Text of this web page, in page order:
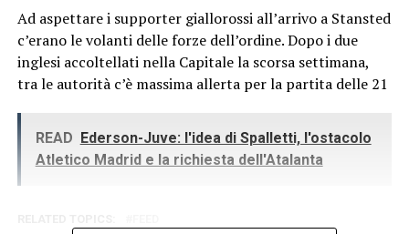
Ad aspettare i supporter giallorossi all’arrivo a Stansted
c’erano le volanti delle forze dell’ordine. Dopo i due
inglesi accoltellati nella Capitale la scorsa settimana,
tra le autorità c’è massima allerta per la partita delle 21
READ Ederson-Juve: l'idea di Spalletti, l'ostacolo
Atletico Madrid e la richiesta dell'Atalanta